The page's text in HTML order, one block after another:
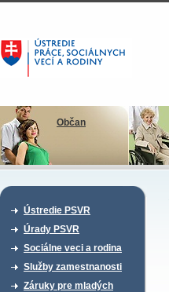
Občan
Ústredie PSVR
Úrady PSVR
Sociálne veci a rodina
Služby zamestnanosti
Záruky pre mladých